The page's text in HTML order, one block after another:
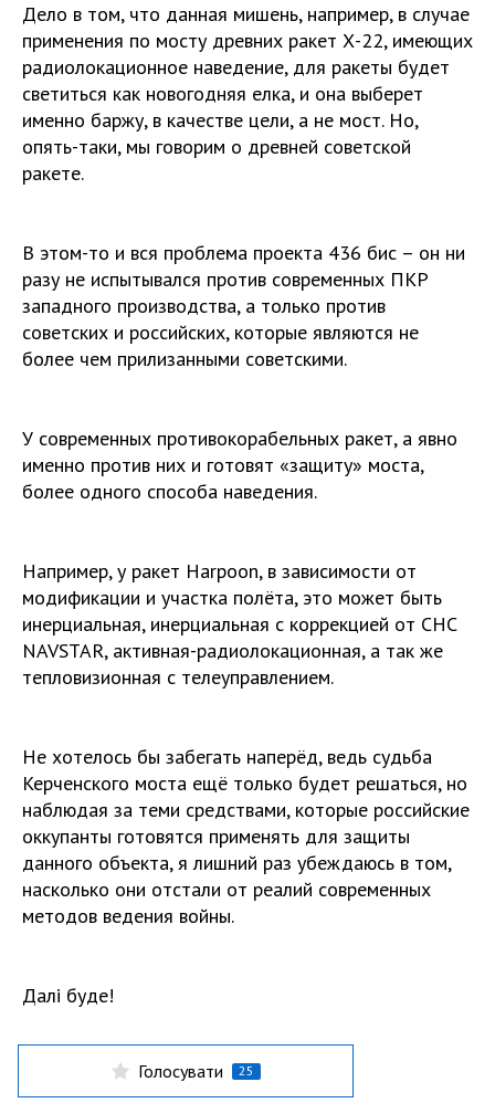
Дело в том, что данная мишень, например, в случае
применения по мосту древних ракет Х-22, имеющих
радиолокационное наведение, для ракеты будет
светиться как новогодняя елка, и она выберет
именно баржу, в качестве цели, а не мост. Но,
опять-таки, мы говорим о древней советской
ракете.
В этом-то и вся проблема проекта 436 бис – он ни
разу не испытывался против современных ПКР
западного производства, а только против
советских и российских, которые являются не
более чем прилизанными советскими.
У современных противокорабельных ракет, а явно
именно против них и готовят «защиту» моста,
более одного способа наведения.
Например, у ракет Harpoon, в зависимости от
модификации и участка полёта, это может быть
инерциальная, инерциальная с коррекцией от СНС
NAVSTAR, активная-радиолокационная, а так же
тепловизионная с телеуправлением.
Не хотелось бы забегать наперёд, ведь судьба
Керченского моста ещё только будет решаться, но
наблюдая за теми средствами, которые российские
оккупанты готовятся применять для защиты
данного объекта, я лишний раз убеждаюсь в том,
насколько они отстали от реалий современных
методов ведения войны.
Далі буде!
Голосувати 25